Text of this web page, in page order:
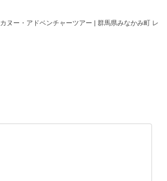
カヌー・アドベンチャーツアー | 群馬県みなかみ町 レ